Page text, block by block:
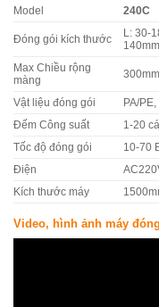
Model 240C
Đóng gói kích thước
L: 30-
140mm
Max Chiều rộng
màng
300mm
Vật liệu đóng gói PA/
Đếm Công suất 1-20
Tốc độ đóng gói 10-70
Điện
Kích thước máy
Video, hình ảnh máy